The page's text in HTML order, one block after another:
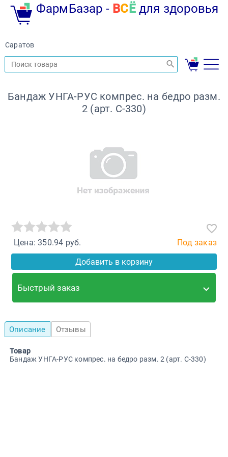
ФармБазар - ВС Ёдля здоровья
Саратов
Бандаж УНГА-РУС компрес. на бедро разм.
2 (арт. C-330)
Цена: 350.94 руб.
Под заказ
Добавить в корзину
Быстрый заказ
Описание Отзывы
Товар
Бандаж УНГА-РУС компрес. на бедро разм. 2 (арт. C-330)